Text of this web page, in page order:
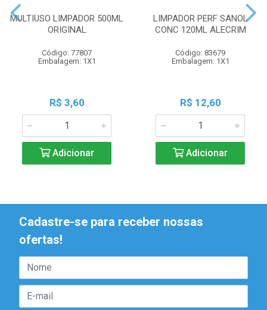
MULTIUSO LIMPADOR 500ML
ORIGINAL
Código: 77807
Embalagem: 1X1
R$ 3,60
Adicionar
LIMPADOR PERF SANOL
CONC 120ML ALECRIM
Código: 83679
Embalagem: 1X1
R$ 12,60
Adicionar
Cadastre-se para receber nossas
ofertas!